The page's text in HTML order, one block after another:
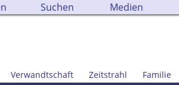
Suchen Medien
Verwandtschaft Zeitstrahl Familie